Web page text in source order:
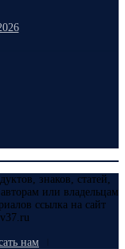
знаков, статей,
или владельцам
ссылка на сайт
нам